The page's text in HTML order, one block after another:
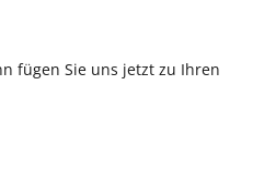
fügen Sie uns jetzt zu Ihren